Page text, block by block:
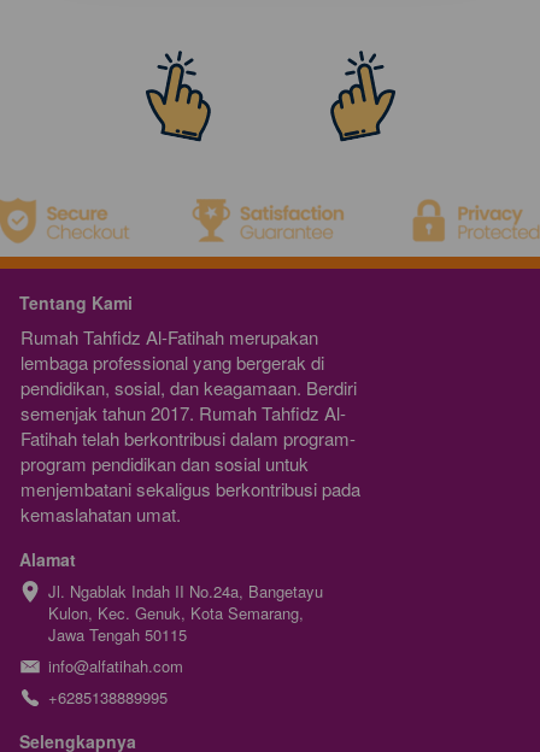
Tentang Kami
Rumah Tahfidz Al-Fatihah merupakan
lembaga professional yang bergerak di
pendidikan, sosial, dan keagamaan. Berdiri
semenjak tahun 2017. Rumah Tahfidz Al-
Fatihah telah berkontribusi dalam program-
program pendidikan dan sosial untuk
menjembatani sekaligus berkontribusi pada
kemaslahatan umat.
Alamat
Jl. Ngablak Indah II No.24a, Bangetayu
Kulon, Kec. Genuk, Kota Semarang,
Jawa Tengah 50115
info@alfatihah.com
+6285138889995
Selengkapnya